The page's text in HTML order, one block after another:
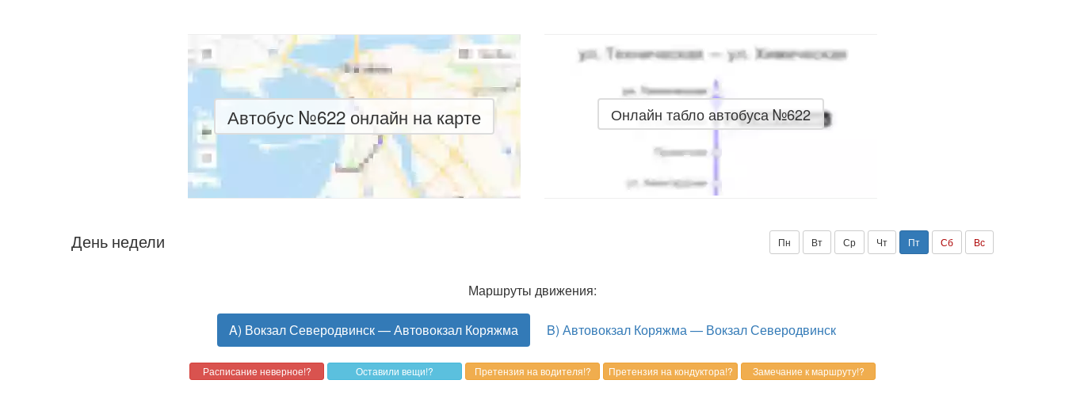
Автобус №622 онлайн на карте Онлайн табло автобуса №622
День недели Пн Вт Ср Чт Пт Сб Вс
Маршруты движения:
A) Вокзал Северодвинск — Автовокзал Коряжма B) Автовокзал Коряжма — Вокзал Северодвинск